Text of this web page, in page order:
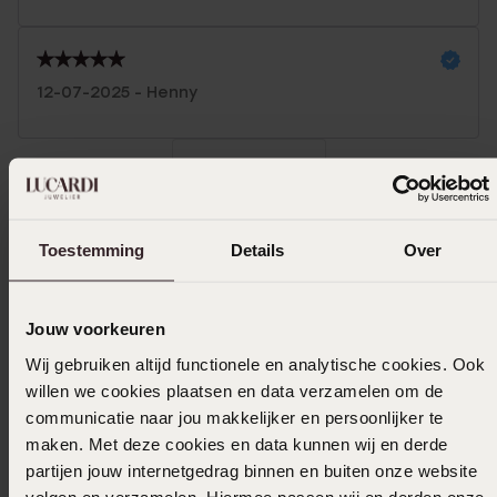
Toestemming Details Over
Jouw voorkeuren
Wij gebruiken altijd functionele en analytische cookies. Ook
willen we cookies plaatsen en data verzamelen om de
communicatie naar jou makkelijker en persoonlijker te
maken. Met deze cookies en data kunnen wij en derde
partijen jouw internetgedrag binnen en buiten onze website
12-07-2025 - Henny
Toon meer
In winkelmand
Ook leuk voor jou